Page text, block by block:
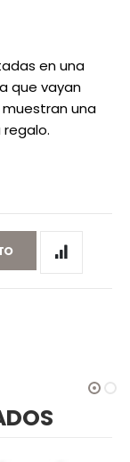
en una
que vayan
una